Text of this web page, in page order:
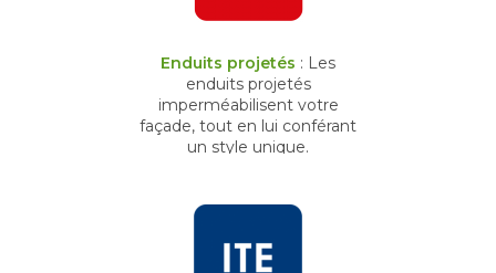
Enduits projetés : Les
enduits projetés
imperméabilisent votre
façade, tout en lui conférant
un style unique.